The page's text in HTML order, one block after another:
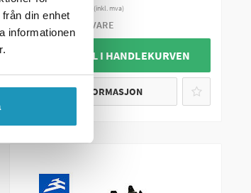
din enhet
informationen
(inkl. mva)
BESTILLINGSVARE
+ LEGG TIL I HANDLEKURVEN
MER INFORMASJON